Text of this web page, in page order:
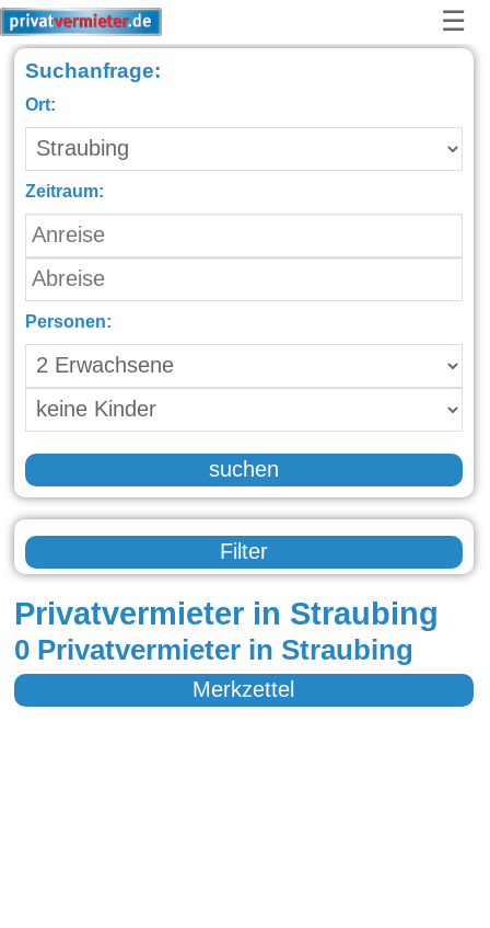
☰
Suchanfrage:
Ort:
Zeitraum:
Personen:
suchen
Filter
Privatvermieter in Straubing
0 Privatvermieter in Straubing
Merkzettel